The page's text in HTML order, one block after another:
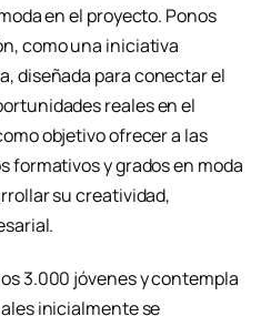
en el proyecto. Ponos
como una iniciativa
diseñada para conectar el
reales en el
objetivo ofrecer a las
formativos y grados en moda
su creatividad,
3.000 jóvenes y contempla
inicialmente se